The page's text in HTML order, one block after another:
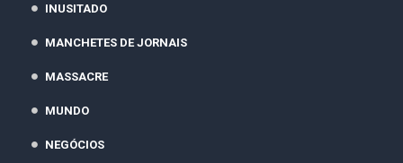
INUSITADO
MANCHETES DE JORNAIS
MASSACRE
MUNDO
NEGÓCIOS